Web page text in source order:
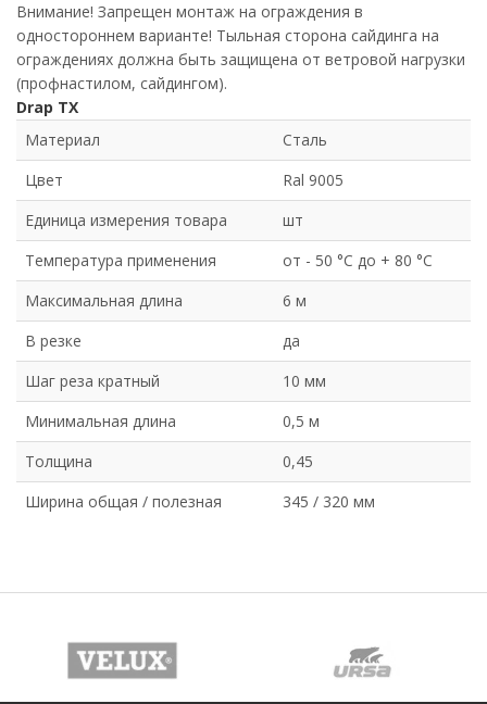
Внимание! Запрещен монтаж на ограждения в
одностороннем варианте! Тыльная сторона сайдинга на
ограждениях должна быть защищена от ветровой нагрузки
(профнастилом, сайдингом).
Drap TX
Материал
Сталь
Цвет
Ral 9005
Единица измерения товара
шт
Температура применения
от - 50 °C до + 80 °C
Максимальная длина
6 м
В резке
да
Шаг реза кратный
10 мм
Минимальная длина
0,5 м
Толщина
0,45
Ширина общая / полезная
345 / 320 мм